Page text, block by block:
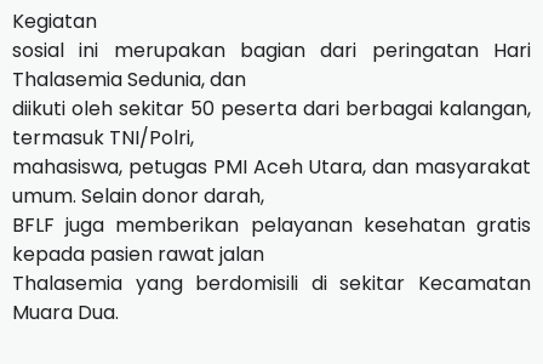
Kegiatan
sosial ini merupakan bagian dari peringatan Hari
Thalasemia Sedunia, dan
diikuti oleh sekitar 50 peserta dari berbagai kalangan,
termasuk TNI/Polri,
mahasiswa, petugas PMI Aceh Utara, dan masyarakat
umum. Selain donor darah,
BFLF juga memberikan pelayanan kesehatan gratis
kepada pasien rawat jalan
Thalasemia yang berdomisili di sekitar Kecamatan
Muara Dua.